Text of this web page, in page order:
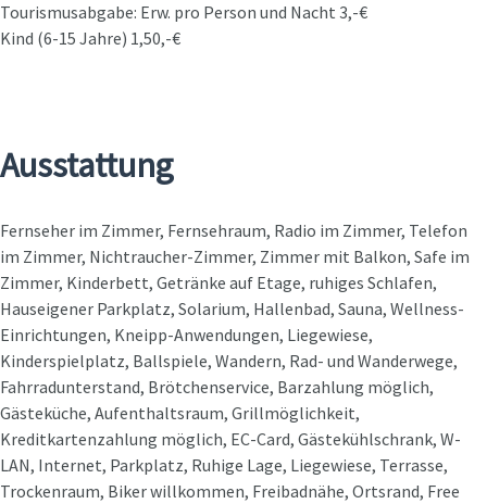
Tourismusabgabe: Erw. pro Person und Nacht 3,-€
Kind (6-15 Jahre) 1,50,-€
Ausstattung
Fernseher im Zimmer, Fernsehraum, Radio im Zimmer, Telefon
im Zimmer, Nichtraucher-Zimmer, Zimmer mit Balkon, Safe im
Zimmer, Kinderbett, Getränke auf Etage, ruhiges Schlafen,
Hauseigener Parkplatz, Solarium, Hallenbad, Sauna, Wellness-
Einrichtungen, Kneipp-Anwendungen, Liegewiese,
Kinderspielplatz, Ballspiele, Wandern, Rad- und Wanderwege,
Fahrradunterstand, Brötchenservice, Barzahlung möglich,
Gästeküche, Aufenthaltsraum, Grillmöglichkeit,
Kreditkartenzahlung möglich, EC-Card, Gästekühlschrank, W-
LAN, Internet, Parkplatz, Ruhige Lage, Liegewiese, Terrasse,
Trockenraum, Biker willkommen, Freibadnähe, Ortsrand, Free